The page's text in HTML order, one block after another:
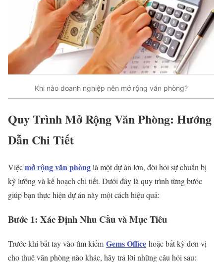
Khi nào doanh nghiệp nên mở rộng văn phòng?
Quy Trình Mở Rộng Văn Phòng: Hướng
Dẫn Chi Tiết
Việcmở rộng văn phònglà một dự án lớn, đòi hỏi sự chuẩn bị
kỹ lưỡng và kế hoạch chi tiết. Dưới đây là quy trình từng bước
giúp bạn thực hiện dự án này một cách hiệu quả:
Bước 1: Xác Định Nhu Cầu và Mục Tiêu
Trước khi bắt tay vào tìm kiếm Gems Office hoặc bất kỳ đơn vị
cho thuê văn phòng nào khác, hãy trả lời những câu hỏi sau: